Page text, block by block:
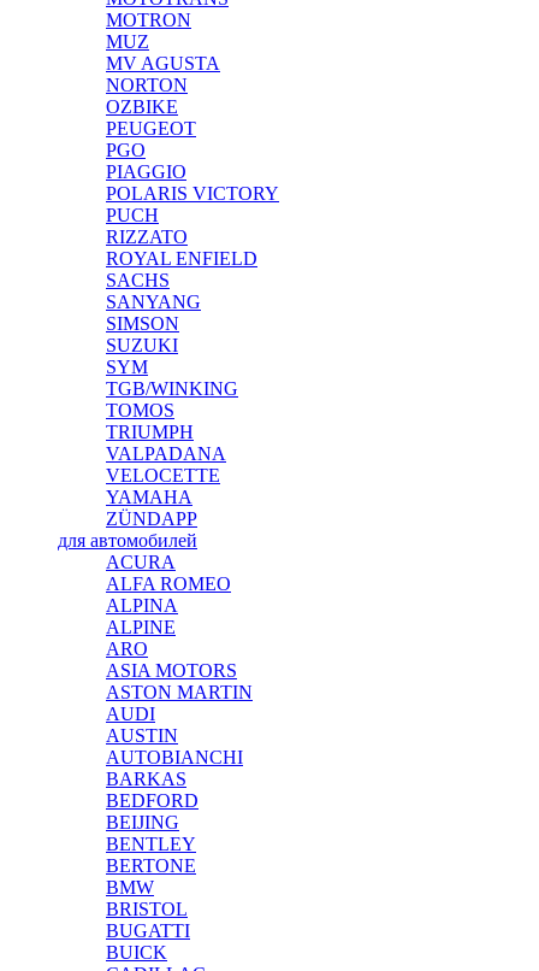
MOTRON
MUZ
MV AGUSTA
NORTON
OZBIKE
PEUGEOT
PGO
PIAGGIO
POLARIS VICTORY
PUCH
RIZZATO
ROYAL ENFIELD
SACHS
SANYANG
SIMSON
SUZUKI
SYM
TGB/WINKING
TOMOS
TRIUMPH
VALPADANA
VELOCETTE
YAMAHA
ZÜNDAPP
для автомобилей
ACURA
ALFA ROMEO
ALPINA
ALPINE
ARO
ASIA MOTORS
ASTON MARTIN
AUDI
AUSTIN
AUTOBIANCHI
BARKAS
BEDFORD
BEIJING
BENTLEY
BERTONE
BMW
BRISTOL
BUGATTI
BUICK